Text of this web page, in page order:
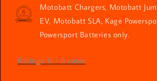
Motobatt Chargers, Motobatt
EV, Motobatt SLA, Kage
Powersport Batteries only.
Ratings: 0 - 0 votes